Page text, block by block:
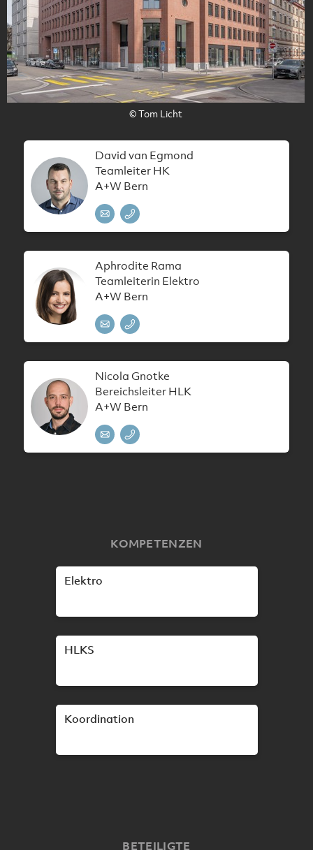
© Tom Licht
David van Egmond
Teamleiter HK
A+W Bern
Aphrodite Rama
Teamleiterin Elektro
A+W Bern
Nicola Gnotke
Bereichsleiter HLK
A+W Bern
KOMPETENZEN
Elektro
HLKS
Koordination
BETEILIGTE